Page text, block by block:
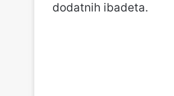
dodatnih ibadeta.